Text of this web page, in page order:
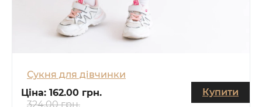
Сукня для дівчинки
Ціна: 162.00 грн.
324.00 грн.
Купити